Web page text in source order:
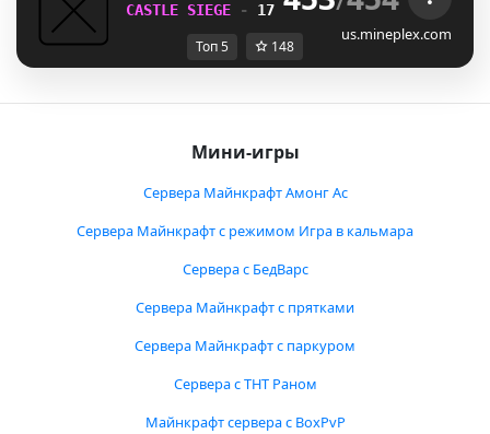
CASTLE SIEGE
- 17 HOURS, 8 MINUTES
us.mineplex.com
Топ 5 148
Мини-игры
Сервера Майнкрафт Амонг Ас
Сервера Майнкрафт с режимом Игра в кальмара
Сервера с БедВарс
Сервера Майнкрафт с прятками
Сервера Майнкрафт с паркуром
Сервера с ТНТ Раном
Майнкрафт сервера с BoxPvP